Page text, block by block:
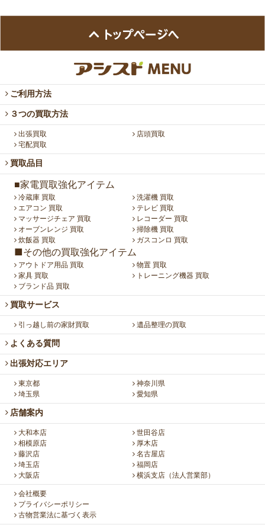
ご利用方法
３つの買取方法
出張買取
店頭買取
宅配買取
買取品目
■家電買取強化アイテム
冷蔵庫 買取
洗濯機 買取
エアコン 買取
テレビ 買取
マッサージチェア 買取
レコーダー 買取
オーブンレンジ 買取
掃除機 買取
炊飯器 買取
ガスコンロ 買取
■その他の買取強化アイテム
アウトドア用品 買取
物置 買取
家具 買取
トレーニング機器 買取
ブランド品 買取
買取サービス
引っ越し前の家財買取 遺品整理の買取
よくある質問
出張対応エリア
東京都
神奈川県
埼玉県
愛知県
店舗案内
大和本店
世田谷店
相模原店
厚木店
藤沢店
名古屋店
埼玉店
福岡店
大阪店
横浜支店（法人営業部）
会社概要
プライバシーポリシー
古物営業法に基づく表示